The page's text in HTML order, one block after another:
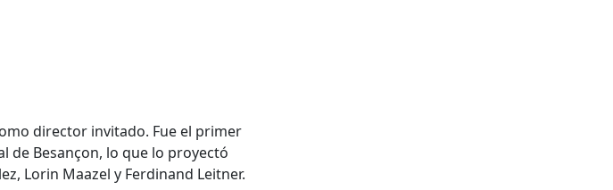
director invitado. Fue el primer
Besançon, lo que lo proyectó
Lorin Maazel y Ferdinand Leitner.